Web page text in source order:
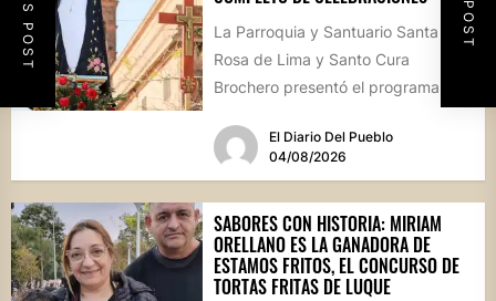
La Parroquia y Santuario Santa
Rosa de Lima y Santo Cura
Brochero presentó el programa
El Diario Del Pueblo
04/08/2026
SABORES CON HISTORIA: MIRIAM
ORELLANO ES LA GANADORA DE
ESTAMOS FRITOS, EL CONCURSO DE
TORTAS FRITAS DE LUQUE